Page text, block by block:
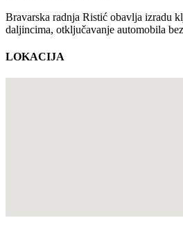
Bravarska radnja Ristić obavlja izradu
daljincima, otključavanje automobila
LOKACIJA